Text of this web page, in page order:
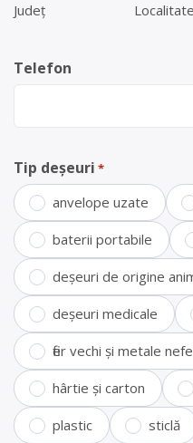
Județ Localitate
Telefon
Tip deșeuri *
anvelope uzate
baterii portabile
deșeuri de origine
deșeuri medicale
fier vechi și metale
hârtie și carton
plastic sticlă